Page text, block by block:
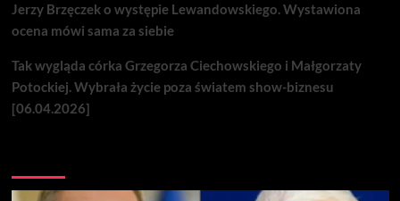
Jerzy Brzęczek o występie Lewandowskiego. Wystawiona
ocena mówi sama za siebie
Tak wygląda córka Grzegorza Ciechowskiego i Małgorzaty
Potockiej. Wybrała życie poza światem show-biznesu
[06.04.2026]